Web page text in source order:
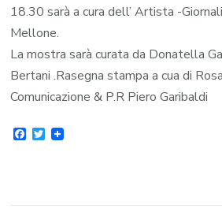
18.30 sarà a cura dell’ Artista -
Mellone.
La mostra sarà curata da Donatella
Bertani .Rasegna stampa a cua di
Comunicazione & P.R Piero Garibaldi
Facebook
Twitter